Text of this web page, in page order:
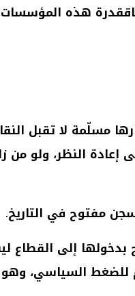
هذه المؤسسات
مسلّمة لاتقبل
إعادة النظر، ولو من
مفتوح في التاريخ.
بدخولها إلى القطاع
للضغط السياسي، وهو